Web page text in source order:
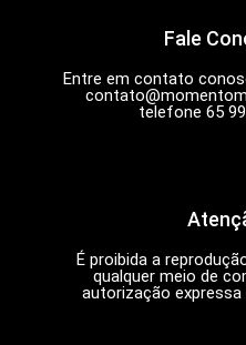
Fale
Entre em contato
telefone 65
É proibida a
qualquer meio de
autorização